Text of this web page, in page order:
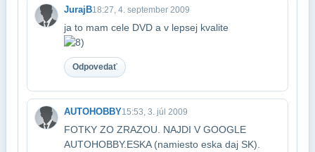
JurajB18:27, 4. september 2009
ja to mam cele DVD a v lepsej kvalite
Odpovedať
AUTOHOBBY15:53, 3. júl 2009
FOTKY ZO ZRAZOU. NAJDI V GOOGLE
AUTOHOBBY.ESKA (namiesto eska daj SK).